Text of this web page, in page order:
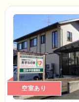
空室あり